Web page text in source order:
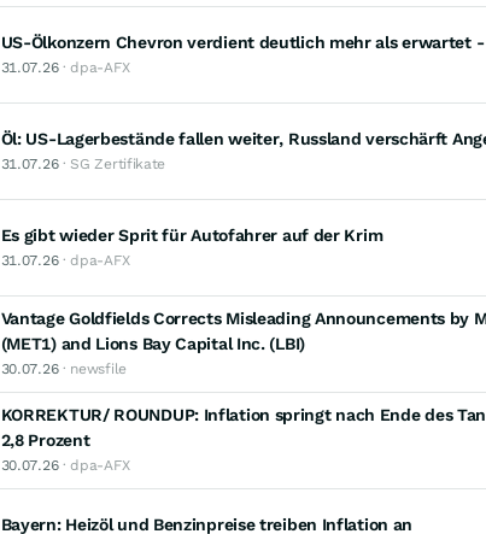
US-Ölkonzern Chevron verdient deutlich mehr als erwartet
31.07.26· dpa-AFX
Öl: US-Lagerbestände fallen weiter, Russland verschärft
31.07.26· SG Zertifikate
Es gibt wieder Sprit für Autofahrer auf der Krim
31.07.26· dpa-AFX
Vantage Goldfields Corrects Misleading Announcements by
(MET1) and Lions Bay Capital Inc. (LBI)
30.07.26· newsfile
KORREKTUR/ ROUNDUP: Inflation springt nach Ende des
2,8 Prozent
30.07.26· dpa-AFX
Bayern: Heizöl und Benzinpreise treiben Inflation an